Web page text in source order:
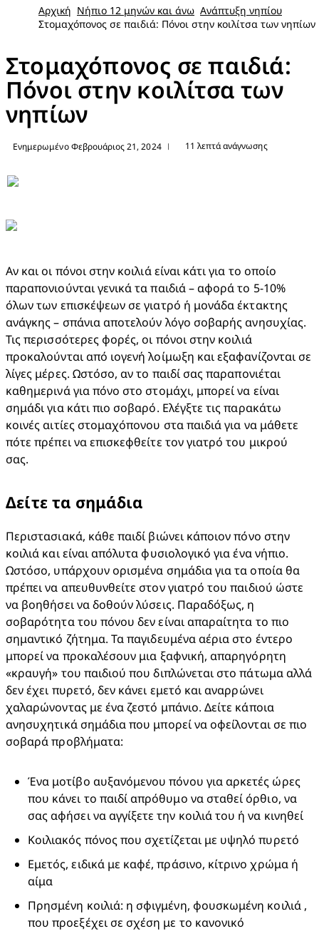
Αρχική Νήπιο 12 μηνών και άνω Ανάπτυξη νηπίου
Στομαχόπονος σε παιδιά: Πόνοι στην κοιλίτσα των νηπίων​
Στομαχόπονος σε παιδιά:
Πόνοι στην κοιλίτσα των
νηπίων​
Ενημερωμένο Φεβρουάριος 21, 2024 | 11 λεπτά ανάγνωσης
Αν και οι πόνοι στην κοιλιά είναι κάτι για το οποίο
παραπονιούνται γενικά τα παιδιά – αφορά το 5-10%
όλων των επισκέψεων σε γιατρό ή μονάδα έκτακτης
ανάγκης – σπάνια αποτελούν λόγο σοβαρής ανησυχίας.
Τις περισσότερες φορές, οι πόνοι στην κοιλιά
προκαλούνται από ιογενή λοίμωξη και εξαφανίζονται σε
λίγες μέρες. Ωστόσο, αν το παιδί σας παραπονιέται
καθημερινά για πόνο στο στομάχι, μπορεί να είναι
σημάδι για κάτι πιο σοβαρό. Ελέγξτε τις παρακάτω
κοινές αιτίες στομαχόπονου στα παιδιά για να μάθετε
πότε πρέπει να επισκεφθείτε τον γιατρό του μικρού
σας.​
Δείτε τα σημάδια​
Περιστασιακά, κάθε παιδί βιώνει κάποιον πόνο στην
κοιλιά και είναι απόλυτα φυσιολογικό για ένα νήπιο.
Ωστόσο, υπάρχουν ορισμένα σημάδια για τα οποία θα
πρέπει να απευθυνθείτε στον γιατρό του παιδιού ώστε
να βοηθήσει να δοθούν λύσεις. Παραδόξως, η
σοβαρότητα του πόνου δεν είναι απαραίτητα το πιο
σημαντικό ζήτημα. Τα παγιδευμένα αέρια στο έντερο
μπορεί να προκαλέσουν μια ξαφνική, απαρηγόρητη
«κραυγή» του παιδιού που διπλώνεται στο πάτωμα αλλά
δεν έχει πυρετό, δεν κάνει εμετό και αναρρώνει
χαλαρώνοντας με ένα ζεστό μπάνιο. Δείτε κάποια
ανησυχητικά σημάδια που μπορεί να οφείλονται σε πιο
σοβαρά προβλήματα:
Ένα μοτίβο αυξανόμενου πόνου για αρκετές ώρες
που κάνει το παιδί απρόθυμο να σταθεί όρθιο, να
σας αφήσει να αγγίξετε την κοιλιά του ή να κινηθεί
Κοιλιακός πόνος που σχετίζεται με υψηλό πυρετό
Εμετός, ειδικά με καφέ, πράσινο, κίτρινο χρώμα ή
αίμα
Πρησμένη κοιλιά: η σφιγμένη, φουσκωμένη κοιλιά ,
που προεξέχει σε σχέση με το κανονικό